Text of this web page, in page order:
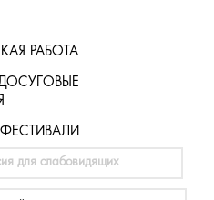
РАБОТА
для слабовидящих